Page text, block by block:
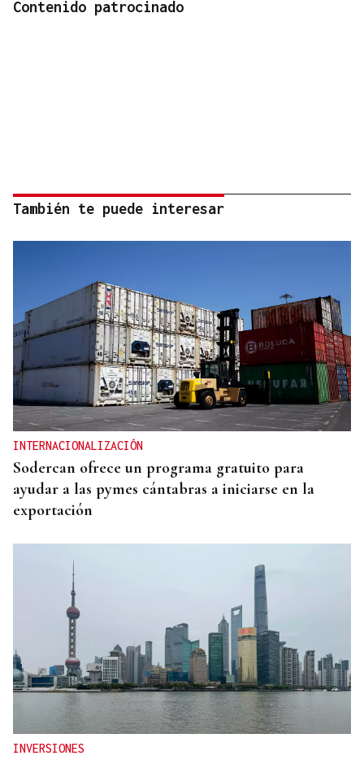
Contenido patrocinado
También te puede interesar
INTERNACIONALIZACIÓN
Sodercan ofrece un programa gratuito para
ayudar a las pymes cántabras a iniciarse en la
exportación
INVERSIONES